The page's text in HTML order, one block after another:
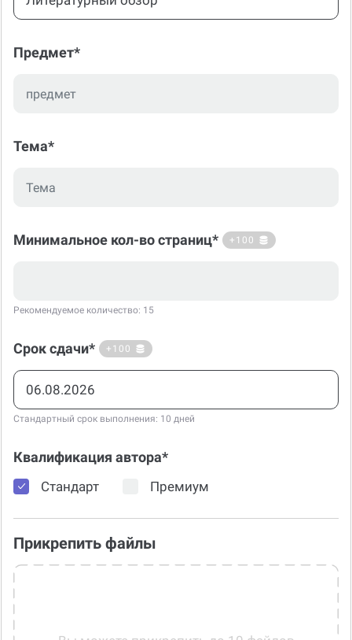
Предмет*
Тема*
Минимальное кол-во страниц* +100
Рекомендуемое количество: 15
Срок сдачи* +100
Стандартный срок выполнения: 10 дней
Квалификация автора*
Стандарт Премиум
Прикрепить файлы